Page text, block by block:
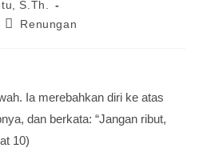
S.Th.
Renungan
Ia merebahkan diri ke atas
dan berkata: “Jangan ribut,
10)